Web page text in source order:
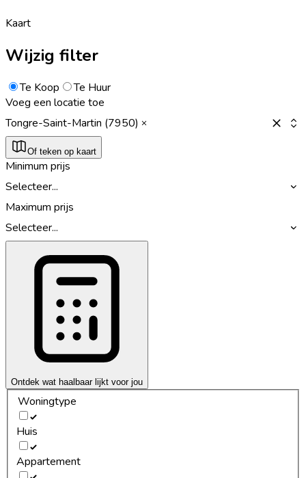
Kaart
Wijzig filter
Te Koop
Te Huur
Voeg een locatie toe
Tongre-Saint-Martin (7950)
Of teken op kaart
Minimum prijs
Selecteer...
Maximum prijs
Selecteer...
Ontdek wat haalbaar lijkt voor jou
Woningtype
Huis
Appartement